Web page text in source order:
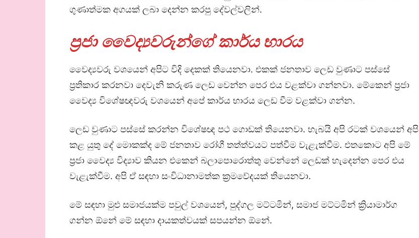
ගුණාත්මක අගයක් ලබා දෙන්න කරපු දේවල්වලින්.
ප්‍රජා වෛද්‍යවරුන්ගේ කාර්ය භාරය
වෛද්‍යවරු වශයෙන් අපිට විදි දෙකක් තියෙනවා. එකක් ජනතාව ලෙඩ වුණාට පස්සේ
ප්‍රතිකාර කරනවා දෙවැනි කරුණ ලෙඩ වෙන්න පෙර එය වළක්වා ගන්නවා. මේකෙන් ප්‍රජා
වෛද්‍ය විශේෂඥවරු වශයෙන් අපේ කාර්ය භාරය ලෙඩ වීම වළක්වා ගන්න.
ලෙඩ වුණාට පස්සේ කරන්න විශේෂඥ පථ ගොඩක් තියෙනවා. හැබයි අපි රටක් වශයෙන් අපි
කළ යුතු දේ මොකක්ද මේ ජනතාව රෝගී තත්ත්වයට පත්වීම වැළැක්වීම. එතකොට අපි මේ
ප්‍රජා වෛද්‍ය විද්‍යාව කියන එකෙන් බලාපොරොත්තු වෙන්නේ ලෙඩක් හැදෙන්න පෙර එය
වැළැක්වීම. අපි ඒ සඳහා සංවිධානාමත්ක ක්‍රමවේදයක් තියෙනවා.
මේ සඳහා මුළු සමාජයක්ම පවුල් වශයෙන්, පුද්ගල මට්ටමින්, සමාජ මට්ටමින් ක්‍රියාමාර්ග
ගන්න ඕනේ මේ සඳහා දායකත්වයක් සපයන්න ඕනේ.